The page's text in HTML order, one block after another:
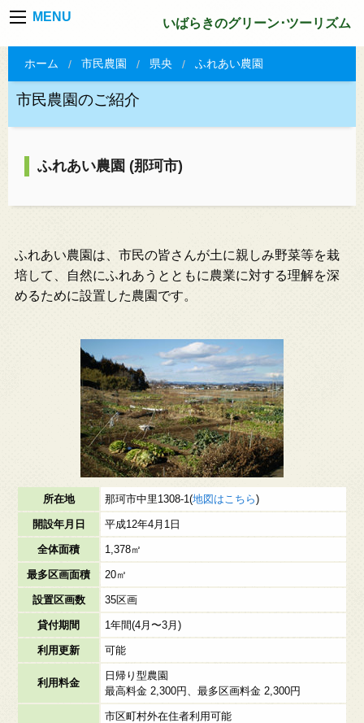
MENU いばらきのグリーン･ツーリズム
ホーム 市民農園 県央 ふれあい農園
市民農園のご紹介
ふれあい農園 (那珂市)
ふれあい農園は、市民の皆さんが土に親しみ野菜等を栽
培して、自然にふれあうとともに農業に対する理解を深
めるために設置した農園です。
所在地 那珂市中里1308-1(地図はこちら)
開設年月日 平成12年4月1日
全体面積 1,378㎡
最多区画面積 20㎡
設置区画数 35区画
貸付期間 1年間(4月〜3月)
利用更新 可能
利用料金
日帰り型農園
最高料金 2,300円、最多区画料金 2,300円
市区町村外在住者利用可能